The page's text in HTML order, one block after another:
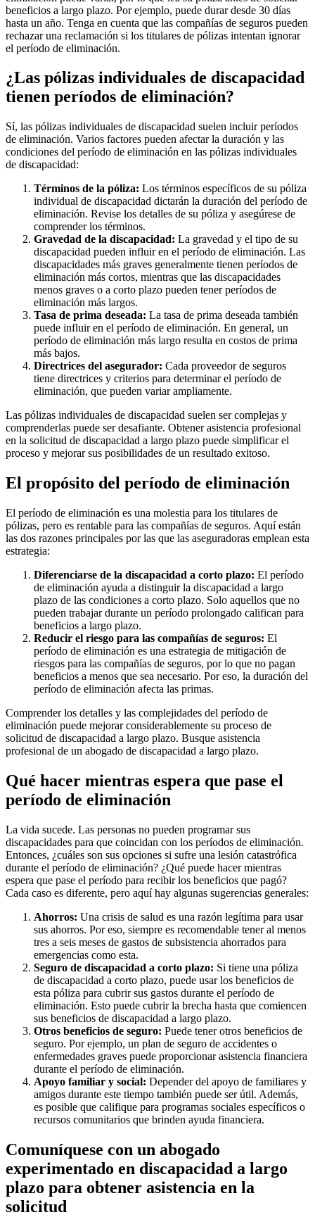
beneficios a largo plazo. Por ejemplo, puede durar desde 30 días
hasta un año. Tenga en cuenta que las compañías de seguros pueden
rechazar una reclamación si los titulares de pólizas intentan ignorar
el período de eliminación.
¿Las pólizas individuales de discapacidad
tienen períodos de eliminación?
Sí, las pólizas individuales de discapacidad suelen incluir períodos
de eliminación. Varios factores pueden afectar la duración y las
condiciones del período de eliminación en las pólizas individuales
de discapacidad:
Términos de la póliza: Los términos específicos de su póliza
individual de discapacidad dictarán la duración del período de
eliminación. Revise los detalles de su póliza y asegúrese de
comprender los términos.
Gravedad de la discapacidad: La gravedad y el tipo de su
discapacidad pueden influir en el período de eliminación. Las
discapacidades más graves generalmente tienen períodos de
eliminación más cortos, mientras que las discapacidades
menos graves o a corto plazo pueden tener períodos de
eliminación más largos.
Tasa de prima deseada: La tasa de prima deseada también
puede influir en el período de eliminación. En general, un
período de eliminación más largo resulta en costos de prima
más bajos.
Directrices del asegurador: Cada proveedor de seguros
tiene directrices y criterios para determinar el período de
eliminación, que pueden variar ampliamente.
Las pólizas individuales de discapacidad suelen ser complejas y
comprenderlas puede ser desafiante. Obtener asistencia profesional
en la solicitud de discapacidad a largo plazo puede simplificar el
proceso y mejorar sus posibilidades de un resultado exitoso.
El propósito del período de eliminación
El período de eliminación es una molestia para los titulares de
pólizas, pero es rentable para las compañías de seguros. Aquí están
las dos razones principales por las que las aseguradoras emplean esta
estrategia:
Diferenciarse de la discapacidad a corto plazo: El período
de eliminación ayuda a distinguir la discapacidad a largo
plazo de las condiciones a corto plazo. Solo aquellos que no
pueden trabajar durante un período prolongado califican para
beneficios a largo plazo.
Reducir el riesgo para las compañías de seguros: El
período de eliminación es una estrategia de mitigación de
riesgos para las compañías de seguros, por lo que no pagan
beneficios a menos que sea necesario. Por eso, la duración del
período de eliminación afecta las primas.
Comprender los detalles y las complejidades del período de
eliminación puede mejorar considerablemente su proceso de
solicitud de discapacidad a largo plazo. Busque asistencia
profesional de un abogado de discapacidad a largo plazo.
Qué hacer mientras espera que pase el
período de eliminación
La vida sucede. Las personas no pueden programar sus
discapacidades para que coincidan con los períodos de eliminación.
Entonces, ¿cuáles son sus opciones si sufre una lesión catastrófica
durante el período de eliminación? ¿Qué puede hacer mientras
espera que pase el período para recibir los beneficios que pagó?
Cada caso es diferente, pero aquí hay algunas sugerencias generales:
Ahorros: Una crisis de salud es una razón legítima para usar
sus ahorros. Por eso, siempre es recomendable tener al menos
tres a seis meses de gastos de subsistencia ahorrados para
emergencias como esta.
Seguro de discapacidad a corto plazo: Si tiene una póliza
de discapacidad a corto plazo, puede usar los beneficios de
esta póliza para cubrir sus gastos durante el período de
eliminación. Esto puede cubrir la brecha hasta que comiencen
sus beneficios de discapacidad a largo plazo.
Otros beneficios de seguro: Puede tener otros beneficios de
seguro. Por ejemplo, un plan de seguro de accidentes o
enfermedades graves puede proporcionar asistencia financiera
durante el período de eliminación.
Apoyo familiar y social: Depender del apoyo de familiares y
amigos durante este tiempo también puede ser útil. Además,
es posible que califique para programas sociales específicos o
recursos comunitarios que brinden ayuda financiera.
Comuníquese con un abogado
experimentado en discapacidad a largo
plazo para obtener asistencia en la
solicitud